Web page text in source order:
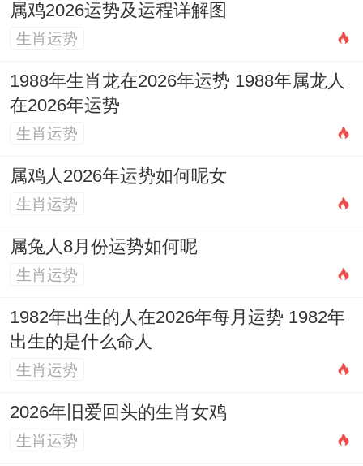
与散步，帮助升发肝气，疏解「木郁」，使
过旺的木气得以有序疏泄，而非横逆克土。
午后小憩（午时）可养心阴。但时间不宜过
长，以免困顿伤气，晚间亥时（晚9点至11
利肾水涵养，收敛过浮的心火，通过起居与
天时地利的同步，让人体小宇宙与天地大宇
宙的能量流转同频共振。
动静 ：心息相依，水火既济
在运动养生方面激烈的对抗性运动在2026年
并不适宜，因其可能加剧「水火交战」的冲
调的内养 ，例如太极拳、八段锦、瑜伽等，
其缓慢流畅的动作帮助疏导过旺的木气，调
属鸡2026运势及运程详解图
生肖运势
1988年生肖龙在2026年运势 1988年属龙人
在2026年运势
生肖运势
属鸡人2026年运势如何呢女
生肖运势
属兔人8月份运势如何呢
生肖运势
1982年出生的人在2026年每月运势 1982年
出生的是什么命人
生肖运势
2026年旧爱回头的生肖女鸡
生肖运势